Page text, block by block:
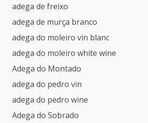
adega de freixo
adega de murça branco
adega do moleiro vin blanc
adega do moleiro white wine
Adega do Montado
adega do pedro vin
adega do pedro wine
Adega do Sobrado